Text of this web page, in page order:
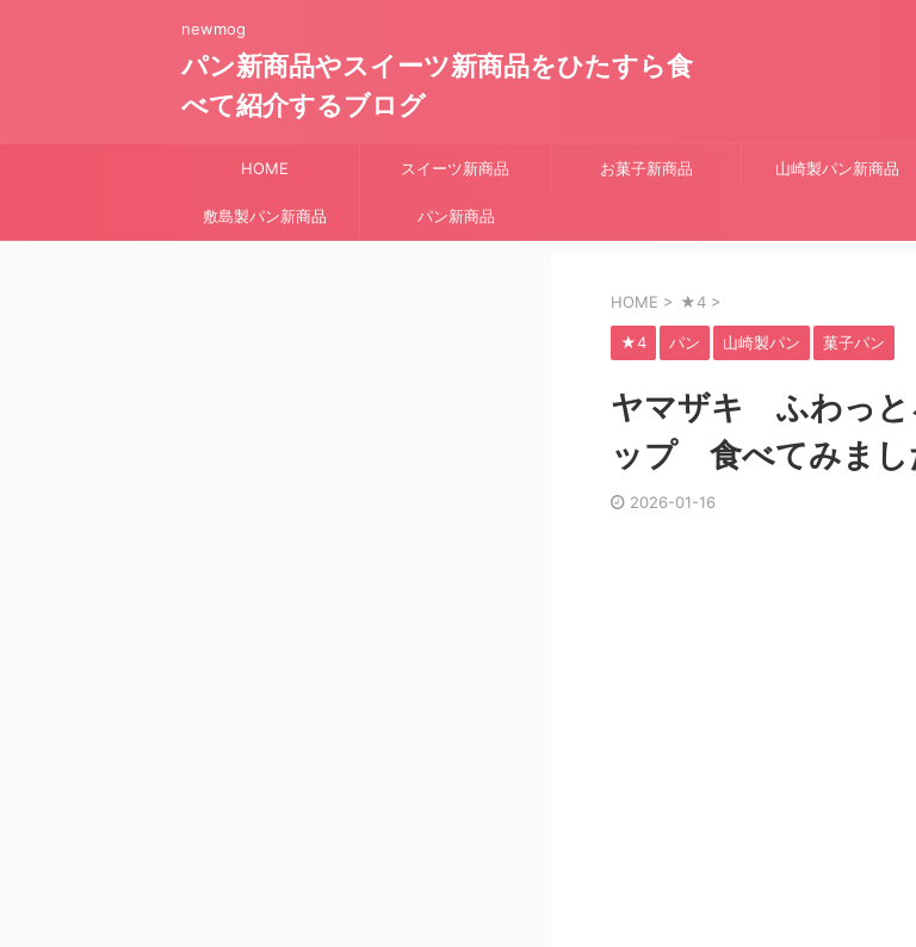
newmog
パン新商品やスイーツ新商品をひたすら食
べて紹介するブログ
HOME スイーツ新商品 お菓子新商品 山崎製パン新商品
敷島製パン新商品 パン新商品
HOME > ★4 >
★4 パン 山崎製パン 菓子パン
ヤマザキ ふわっ
ップ 食べてみまし
2026-01-16